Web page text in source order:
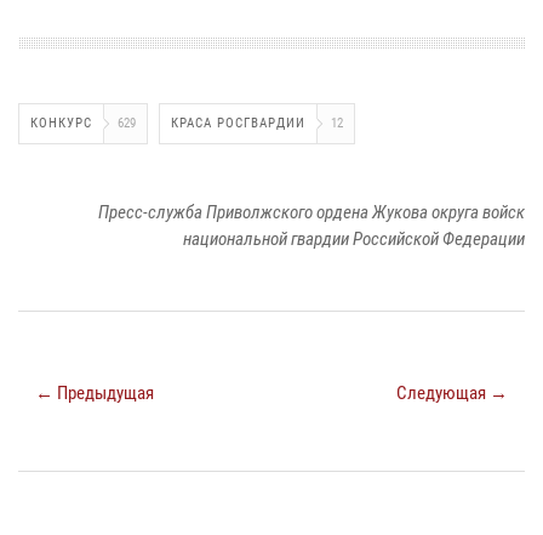
КОНКУРС 629 КРАСА РОСГВАРДИИ 12
Пресс-служба Приволжского ордена Жукова округа войск
национальной гвардии Российской Федерации
← Предыдущая Следующая →